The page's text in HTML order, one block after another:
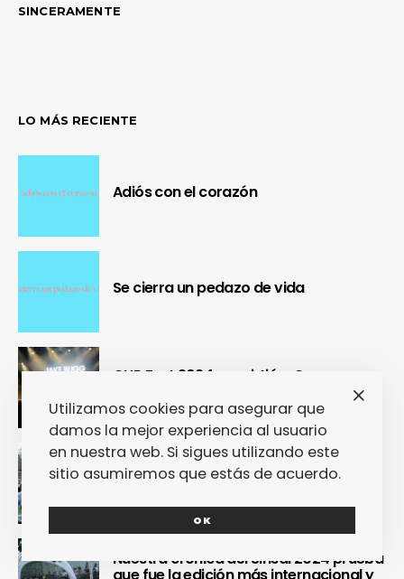
SINCERAMENTE
LO MÁS RECIENTE
Adiós con el corazón
Se cierra un pedazo de vida
OUR Fest 2024 convirtió a Ourense en
Nuestra crónica confirma que Paredes
de Coura 2024 no fue un festival, sino
Nuestra crónica del Sinsal 2024 prueba
que fue la edición más internacional y
Utilizamos cookies para asegurar que
damos la mejor experiencia al usuario
en nuestra web. Si sigues utilizando este
sitio asumiremos que estás de acuerdo.
OK